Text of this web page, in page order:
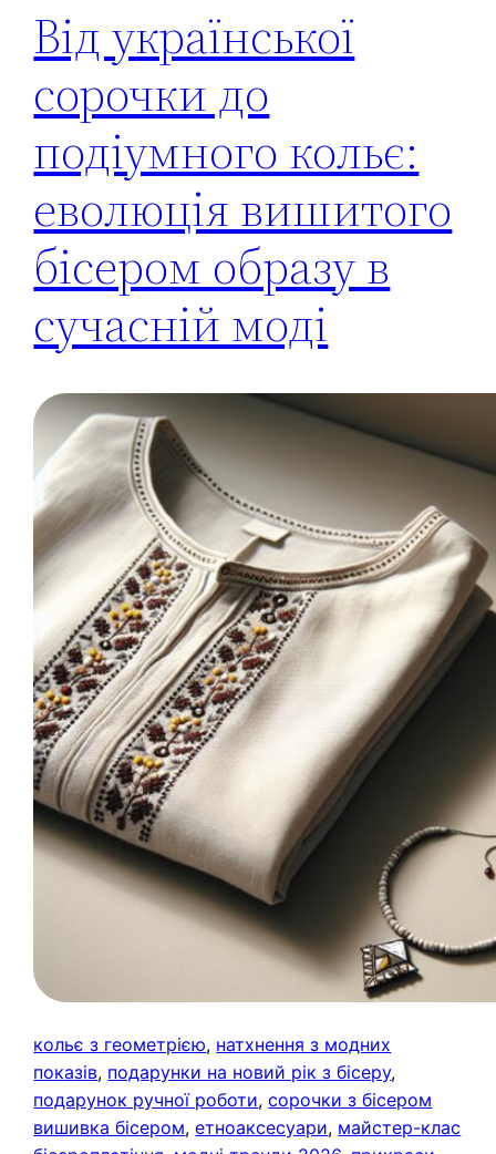
Від української
сорочки до
подіумного кольє:
еволюція вишитого
бісером образу в
сучасній моді
кольє з геометрією, натхнення з модних
показів, подарунки на новий рік з бісеру
подарунок ручної роботи, сорочки з бісером
вишивка бісером, етноаксесуари, майстер-клас